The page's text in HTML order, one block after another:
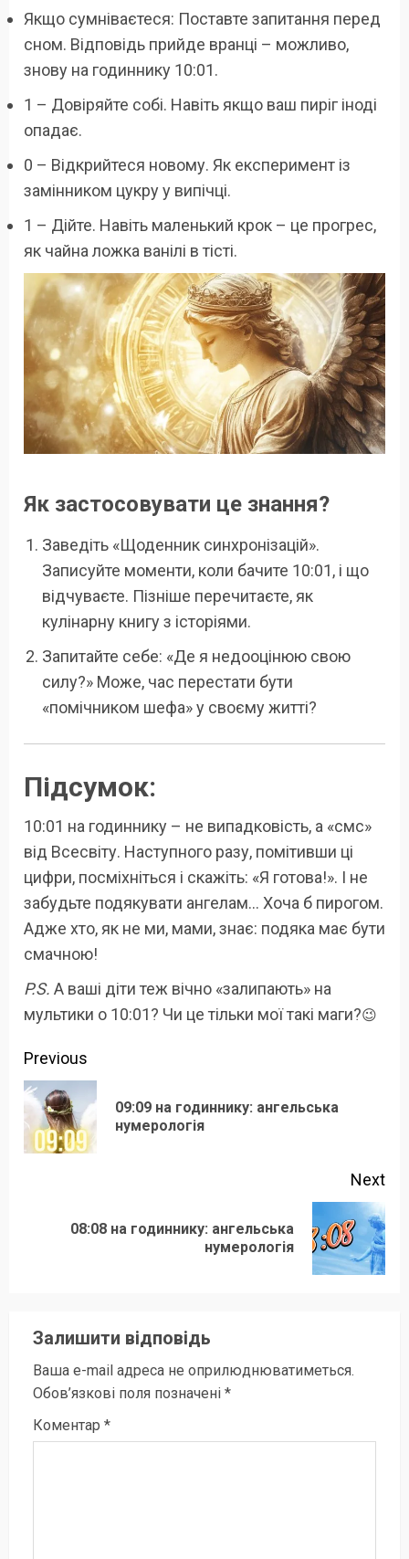
Якщо сумніваєтеся: Поставте запитання перед
сном. Відповідь прийде вранці – можливо,
знову на годиннику 10:01.
1 – Довіряйте собі. Навіть якщо ваш пиріг іноді
опадає.
0 – Відкрийтеся новому. Як експеримент із
замінником цукру у випічці.
1 – Дійте. Навіть маленький крок – це прогрес,
як чайна ложка ванілі в тісті.
Як застосовувати це знання?
Заведіть «Щоденник синхронізацій».
Записуйте моменти, коли бачите 10:01, і що
відчуваєте. Пізніше перечитаєте, як
кулінарну книгу з історіями.
Запитайте себе: «Де я недооцінюю свою
силу?» Може, час перестати бути
«помічником шефа» у своєму житті?
Підсумок:
10:01 на годиннику – не випадковість, а «смс»
від Всесвіту. Наступного разу, помітивши ці
цифри, посміхніться і скажіть: «Я готова!». І не
забудьте подякувати ангелам… Хоча б пирогом.
Адже хто, як не ми, мами, знає: подяка має бути
смачною!
P.S. А ваші діти теж вічно «залипають» на
мультики о 10:01? Чи це тільки мої такі маги?😉
Continue
Reading
Previous
09:09 на годиннику: ангельська
нумерологія
Next
08:08 на годиннику: ангельська
нумерологія
Залишити відповідь
Ваша e-mail адреса не оприлюднюватиметься.
Обов’язкові поля позначені *
Коментар *